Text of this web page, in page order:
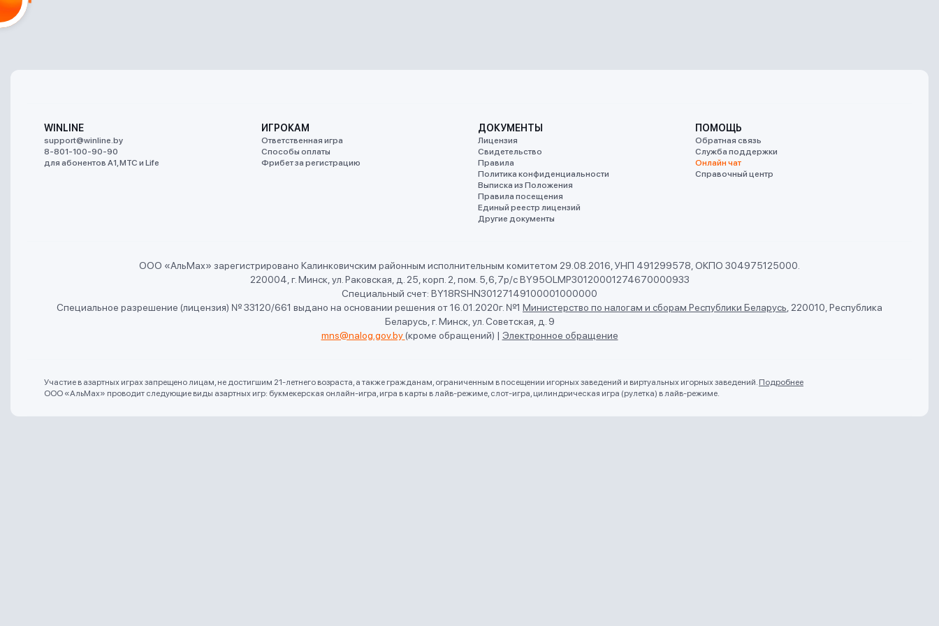
WINLINE
support@winline.by
8-801-100-90-90
для абонентов A1, МТС и Life
ИГРОКАМ
Ответственная игра
Способы оплаты
Фрибет за регистрацию
ДОКУМЕНТЫ
Лицензия
Свидетельство
Правила
Политика конфиденциальности
Выписка из Положения
Правила посещения
Единый реестр лицензий
Другие документы
ПОМОЩЬ
Обратная связь
Служба поддержки
Онлайн чат
Справочный центр
ООО «АльMах» зарегистрировано Калинковичским районным исполнительным комитетом 29.08.2016, УНП 491299578, ОКПО 304975125000.
220004, г. Минск, ул. Раковская, д. 25, корп. 2, пом. 5,6,7р/с BY95OLMP30120001274670000933
Специальный счет: BY18RSHN30127149100001000000
Специальное разрешение (лицензия) № 33120/661 выдано на основании решения от 16.01.2020г. №1 Министерство по налогам и сборам Республики Беларусь 220010, Республика
Беларусь, г. Минск, ул. Советская, д. 9
mns@nalog.gov.by (кроме обращений) | Электронное обращение
Участие в азартных играх запрещено лицам, не достигшим 21-летнего возраста, а также гражданам, ограниченным в посещении игорных заведений и виртуальных игорных заведений. Подробнее
ООО «АльМах» проводит следующие виды азартных игр: букмекерская онлайн-игра, игра в карты в лайв-режиме, слот-игра, цилиндрическая игра (рулетка) в лайв-режиме.